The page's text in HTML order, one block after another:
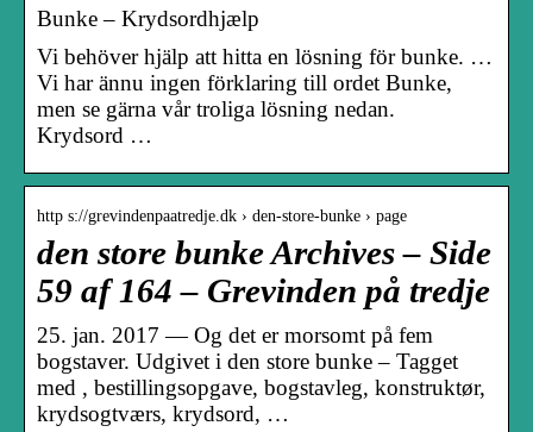
Bunke – Krydsordhjælp
Vi behöver hjälp att hitta en lösning för bunke. …
Vi har ännu ingen förklaring till ordet Bunke,
men se gärna vår troliga lösning nedan.
Krydsord …
http s://grevindenpaatredje.dk › den-store-bunke › page
den store bunke Archives – Side
59 af 164 – Grevinden på tredje
25. jan. 2017 — Og det er morsomt på fem
bogstaver. Udgivet i den store bunke – Tagget
med , bestillingsopgave, bogstavleg, konstruktør,
krydsogtværs, krydsord, …